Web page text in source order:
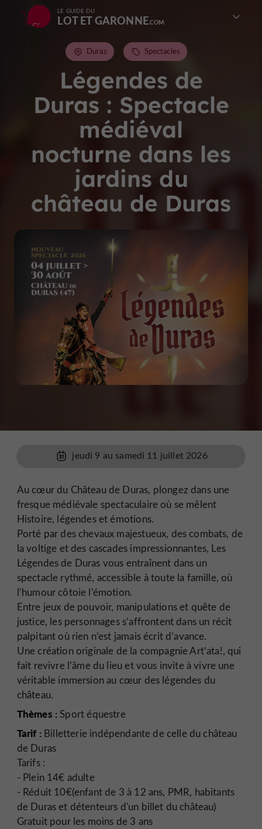
LE GUIDE DU
LOT ET GARONNE
Légendes de
Duras : Spectacle
médiéval
nocturne dans les
jardins du
château de Duras
Duras Spectacles
jeudi 9 au samedi 11 juillet 2026
Au cœur du Château de Duras, plongez dans une
fresque médiévale spectaculaire où se mêlent
Histoire, légendes et émotions.
Porté par des chevaux majestueux, des combats, de
la voltige et des cascades impressionnantes, Les
Légendes de Duras vous entraînent dans un
spectacle rythmé, accessible à toute la famille, où
l’humour côtoie l’émotion.
Entre jeux de pouvoir, manipulations et quête de
justice, les personnages s’affrontent dans un récit
palpitant où rien n’est jamais écrit d’avance.
Une création originale de la compagnie Art’ata!, qui
fait revivre l’âme du lieu et vous invite à vivre une
véritable immersion au cœur des légendes du
château.
Thèmes : Sport équestre
Tarif :Billetterie indépendante de celle du château
de Duras
Tarifs :
- Plein 14€ adulte
- Réduit 10€(enfant de 3 à 12 ans, PMR, habitants
de Duras et détenteurs d'un billet du château)
Gratuit pour les moins de 3 ans